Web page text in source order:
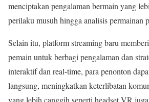
menciptakan pengalaman bermain yang
perilaku musuh hingga analisis permainan
Selain itu, platform streaming baru
pemain untuk berbagi pengalaman dan
interaktif dan real-time, para penonton
langsung, meningkatkan keterlibatan
yang lebih canggih seperti headset VR